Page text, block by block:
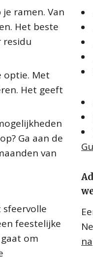
ramen. Van
Het beste
residu
optie. Met
Het geeft
Ga aan de
van
feestelijke
om